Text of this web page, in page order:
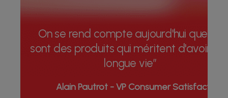
On se rend compte aujourd'hui que ce
sont des produits qui méritent d'avoir
longue vie”
Alain Pautrot - VP Consumer Satisfaction